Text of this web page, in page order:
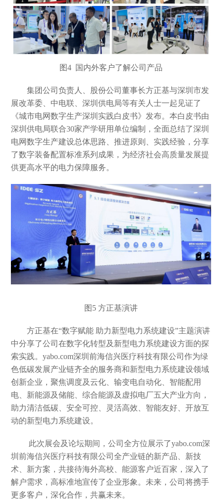
图4 国内外客户了解公司产品
集团公司负责人、股份公司董事长方正基与深圳市发
展改革委、中电联、深圳供电局等有关人士一起见证了
《城市电网数字生产深圳实践白皮书》发布。本白皮书由
深圳供电局联合30家产学研用单位编制，全面总结了深圳
电网数字生产建设总体思路、推进原则、实践经验，分享
了数字装备配置标准系列成果，为经济社会高质量发展提
供更高水平的电力保障服务。
图5 方正基演讲
方正基在“数字赋能 助力新型电力系统建设”主题演讲
中分享了公司在数字化转型及新型电力系统建设方面的探
索实践。yabo.com深圳前海信兴医疗科技有限公司作为绿
色低碳发展产业链齐全的服务商和新型电力系统建设领域
创新企业，聚焦调度及云化、输变电自动化、智能配用
电、新能源及储能、综合能源及虚拟电厂五大产业方向，
助力清洁低碳、安全可控、灵活高效、智能友好、开放互
动的新型电力系统建设。
此次展会及论坛期间，公司全方位展示了yabo.com深
圳前海信兴医疗科技有限公司全产业链的新产品、新技
术、新方案，共接待海外高校、能源客户近百家，深入了
解户需求，高标准地宣传了企业形象。未来，公司将携手
更多客户，深化合作，共赢未来。